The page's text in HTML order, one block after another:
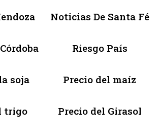
Noticias De Santa Fé
Riesgo País
soja Precio del maíz
trigo Precio del Girasol